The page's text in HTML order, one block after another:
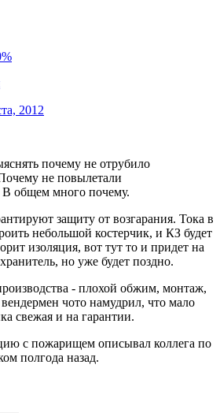
2012
почему не отрубило
не повылетали
В общем много почему.
защиту от возгарания. Тока в
небольшой костерчик, и КЗ будет
изоляция, вот тут то и придет на
но уже будет поздно.
- плохой обжим, монтаж,
чото намудрил, что мало
свежая и на гарантии.
с пожарищем описывал коллега по
полгода назад.